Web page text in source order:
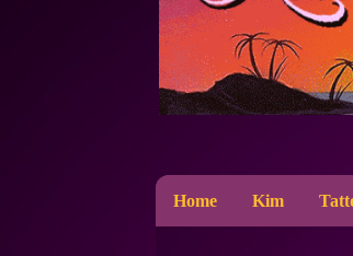
Home Kim